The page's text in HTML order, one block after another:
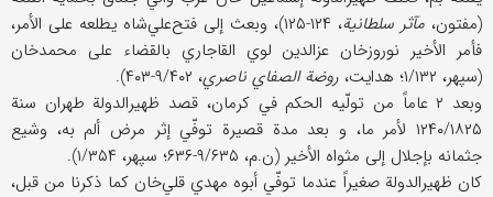
(مفتون، مآثر سلطانیة
، ۱۲۴-۱۲۵)، وبعث إلی فتح‌علي‌شاه یطلعه علی الأمر،
فأمر الأخیر نوروزخان عزالدین لوي القاجاري بالقضاء علی محمدخان
(سپهر، ۱/۱۳۲؛ هدایت،
روضة الصفاي ناصري، ۹/۴۰۲-۴۰۳).
وبعد ۲ عاماً من تولّیه الحکم في کرمان، قصد ظهیرالدولة طهران سنة
۱۲۴۰/۱۸۲۵ لأمر ما، و بعد مدة قصیرة توفّي إثر مرض ألم به، وشیع
جثمانه بإجلال إلی مثواه الأخیر (ن.م، ۹/۶۳۵-۶۳۶؛ سپهر، ۱/۳۵۴).
کان ظهیرالدولة صغیراً عندما توفّي أبوه مهدي قلي‌خان کما ذکرنا من قبل،